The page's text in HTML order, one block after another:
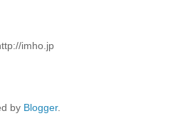
imho.jp
by Blogger.